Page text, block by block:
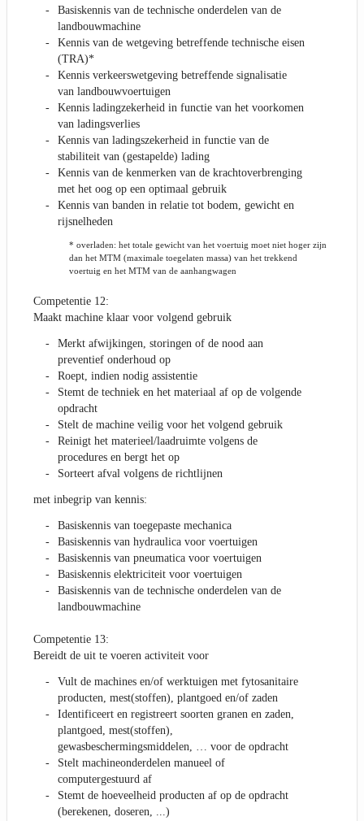
Basiskennis van de technische onderdelen van de
landbouwmachine
Kennis van de wetgeving betreffende technische eisen
(TRA)*
Kennis verkeerswetgeving betreffende signalisatie
van landbouwvoertuigen
Kennis ladingzekerheid in functie van het voorkomen
van ladingsverlies
Kennis van ladingszekerheid in functie van de
stabiliteit van (gestapelde) lading
Kennis van de kenmerken van de krachtoverbrenging
met het oog op een optimaal gebruik
Kennis van banden in relatie tot bodem, gewicht en
rijsnelheden
* overladen: het totale gewicht van het voertuig moet niet hoger zijn
dan het MTM (maximale toegelaten massa) van het trekkend
voertuig en het MTM van de aanhangwagen
Competentie 12:
Maakt machine klaar voor volgend gebruik
Merkt afwijkingen, storingen of de nood aan
preventief onderhoud op
Roept, indien nodig assistentie
Stemt de techniek en het materiaal af op de volgende
opdracht
Stelt de machine veilig voor het volgend gebruik
Reinigt het materieel/laadruimte volgens de
procedures en bergt het op
Sorteert afval volgens de richtlijnen
met inbegrip van kennis:
Basiskennis van toegepaste mechanica
Basiskennis van hydraulica voor voertuigen
Basiskennis van pneumatica voor voertuigen
Basiskennis elektriciteit voor voertuigen
Basiskennis van de technische onderdelen van de
landbouwmachine
Competentie 13:
Bereidt de uit te voeren activiteit voor
Vult de machines en/of werktuigen met fytosanitaire
producten, mest(stoffen), plantgoed en/of zaden
Identificeert en registreert soorten granen en zaden,
plantgoed, mest(stoffen),
gewasbeschermingsmiddelen, … voor de opdracht
Stelt machineonderdelen manueel of
computergestuurd af
Stemt de hoeveelheid producten af op de opdracht
(berekenen, doseren, ...)